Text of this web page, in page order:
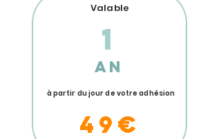
Valable
1
An
à partir du jour de votre adhésion
49€